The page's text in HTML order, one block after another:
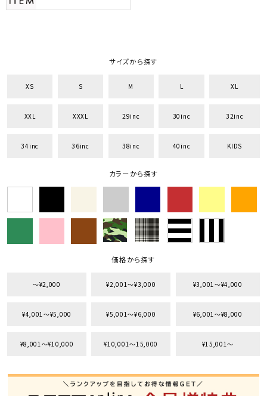
サイズから探す
XS S M L XL
XXL XXXL 29inc 30inc 32inc
34inc 36inc 38inc 40inc KIDS
カラーから探す
価格から探す
〜¥2,000 ¥2,001〜¥3,000 ¥3,001〜¥4,000
¥4,001〜¥5,000 ¥5,001〜¥6,000 ¥6,001〜¥8,000
¥8,001〜¥10,000 ¥10,001〜15,000 ¥15,001〜